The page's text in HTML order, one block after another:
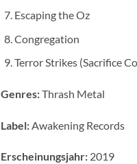
Escaping the Oz
Congregation
Terror Strikes (Sacrifice
Genres:Thrash Metal
Label:Awakening Records
Erscheinungsjahr:2019